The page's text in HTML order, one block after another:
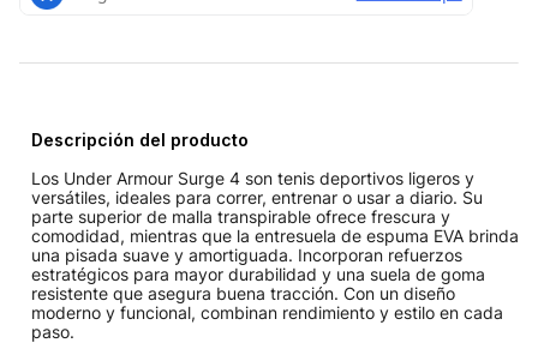
Descripción del producto
Los Under Armour Surge 4 son tenis deportivos ligeros y
versátiles, ideales para correr, entrenar o usar a diario. Su
parte superior de malla transpirable ofrece frescura y
comodidad, mientras que la entresuela de espuma EVA brinda
una pisada suave y amortiguada. Incorporan refuerzos
estratégicos para mayor durabilidad y una suela de goma
resistente que asegura buena tracción. Con un diseño
moderno y funcional, combinan rendimiento y estilo en cada
paso.